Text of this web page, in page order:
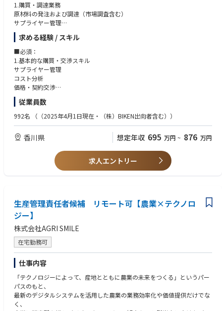
■キャリアパス
他の海外工場の購買担当、本ポジション領域のスペシャリスト、購買部の
管理職など
1.購買・調達業務
原材料の発注および調達（市場調査含む）
サプライヤー管理
2.コスト管理・価格交渉
コスト分析
価格交渉
3.社内調整・連携
生産計画作成部署との連携し、購買計画を立案
求める経験 / スキル
■必須：
1.基本的な購買・交渉スキル
サプライヤー管理
コスト分析
価格・契約交渉
2.戦略的な調達の策定・実行
供給リスクの評価
品質問題の早期検知
4.コミュニケーション・調整力
社内関連部署（品質保証部、品質管理部、原薬部、製剤部等）との連携
1.医薬品特有の品質・規制対応力
ＧＭＰの理解
サプライヤー監査における品質部門との連携
2.データ分析・システムの活用
購買データ分析
ERPの活用
3.グローバル調達スキル
為替リスク管理
海外サプライヤーとの交渉
従業員数
992名 （（2025年4月1日現在・（株）BIKEN出向者含む））
香川県 想定年収 695 万円 ~ 876 万円
求人エントリー
生産管理責任者候補 リモート可【農業×テクノロ
ジー】
株式会社AGRI SMILE
在宅勤務可
仕事内容
「テクノロジーによって、産地とともに農業の未来をつくる」というパー
パスのもと、
最新のデジタルシステムを活用した農業の業務効率化や価値提供だけでな
く、